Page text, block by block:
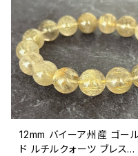
12mm バイーア州産 ゴー
ド ルチルクォーツ ブレスレ